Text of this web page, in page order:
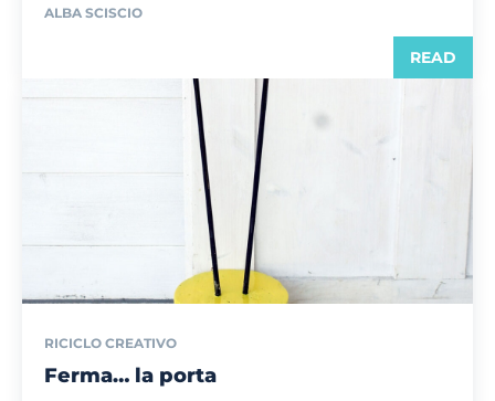
ALBA SCISCIO
READ
RICICLO CREATIVO
Ferma… la porta